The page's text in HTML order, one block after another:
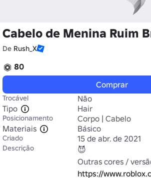
Cabelo de Menina Ruim
De Rush_X
80
Comprar
Trocável
Não
Tipo
Hair
Posicionamento
Corpo | Cabelo
Materiais
Básico
Criado 15 de abr. de 2021
Descrição
😈
https://